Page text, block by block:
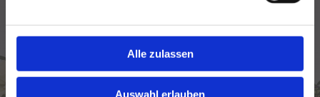
Alle zulassen
Auswahl erlauben
Wir sind
Partnerflorist!